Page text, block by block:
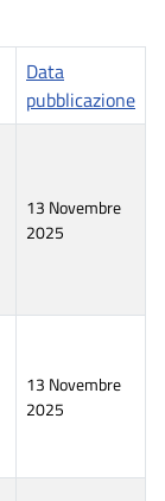
Data
pubblicazione
13 Novembre
2025
13 Novembre
2025